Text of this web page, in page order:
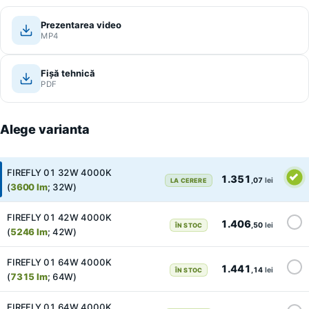
limitele admise în SR EN 55015+A1
Corespunde standardelor pentru corpuri de iluminat: SR
EN 60598-1, SR EN 60598-2-3.
Prezentarea video
MP4
Fișă tehnică
PDF
Alege varianta
FIREFLY 01 32W 4000K
(3600 lm; 32W)
LA CERERE 1.351 ,07 lei
FIREFLY 01 42W 4000K
(5246 lm; 42W)
ÎN STOC 1.406,50 lei
FIREFLY 01 64W 4000K
(7315 lm; 64W)
ÎN STOC 1.441 ,14 lei